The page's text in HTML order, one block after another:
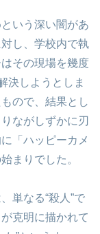
いう深い闇があ
し、学校内で執
その現場を幾度
決しようとしま
ので、結果とし
ながしずかに刃
「ハッピーカメ
まりでした。
単なる“殺人”で
克明に描かれて